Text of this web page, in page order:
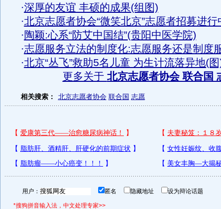
·深厚的友谊 丰硕的成果(组图)
·北京志愿者协会“微笑北京”志愿者招募进行
·陶颖:心系“防艾中国结”(贵阳中医学院)
·志愿服务立法的制度化:志愿服务还是制度
·北京“丛飞”救助5名儿童 为生计流落异地(
更多关于 北京志愿者协会 联合国
相关搜索： 北京志愿者协会 联合国 志愿
用户： 匿名 隐藏地址 设为辩论话题
*搜狗拼音输入法，中文处理专家>>